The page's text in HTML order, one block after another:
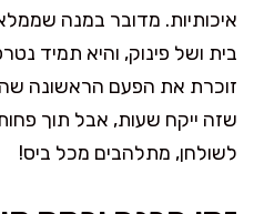
איכותיות. מדובר במנה
בית ושל פינוק, והיא תמיד
זוכרת את הפעם הראשונה
שזה ייקח שעות, אבל תוך
לשולחן, מתלהבים מכל ביס!